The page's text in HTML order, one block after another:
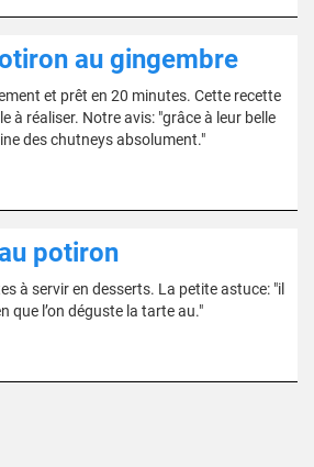
au gingembre
et prêt en 20 minutes. Cette recette
à réaliser. Notre avis: "grâce à leur belle
des chutneys absolument."
potiron
à servir en desserts. La petite astuce: "il
que l’on déguste la tarte au."